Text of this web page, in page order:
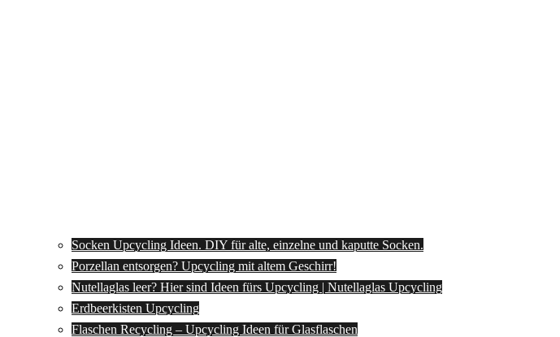
Socken Upcycling Ideen. DIY für alte, einzelne und kaputte Socken.
Porzellan entsorgen? Upcycling mit altem Geschirr!
Nutellaglas leer? Hier sind Ideen fürs Upcycling | Nutellaglas Upcycling
Erdbeerkisten Upcycling
Flaschen Recycling – Upcycling Ideen für Glasflaschen